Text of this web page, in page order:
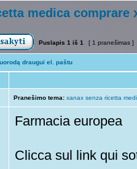
medica comprare
Puslapis 1 iš 1 [ 1 pranešimas ]
draugui el. paštu
Pranešimo tema: xanax senza ricetta
Farmacia europea
Clicca sul link qui